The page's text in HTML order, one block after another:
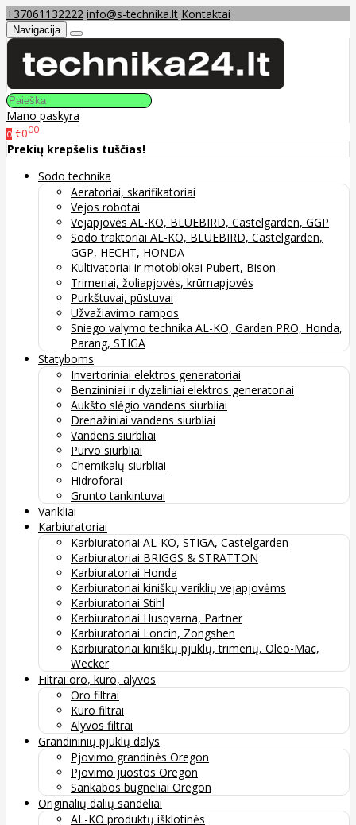
+37061132222 info@s-technika.lt Kontaktai
Navigacija
Mano paskyra
0 €000
Prekių krepšelis tuščias!
Sodo technika
Aeratoriai, skarifikatoriai
Vejos robotai
Vejapjovės AL-KO, BLUEBIRD, Castelgarden, GGP
Sodo traktoriai AL-KO, BLUEBIRD, Castelgarden,
GGP, HECHT, HONDA
Kultivatoriai ir motoblokai Pubert, Bison
Trimeriai, žoliapjovės, krūmapjovės
Purkštuvai, pūstuvai
Užvažiavimo rampos
Sniego valymo technika AL-KO, Garden PRO, Honda,
Parang, STIGA
Statyboms
Invertoriniai elektros generatoriai
Benzininiai ir dyzeliniai elektros generatoriai
Aukšto slėgio vandens siurbliai
Drenažiniai vandens siurbliai
Vandens siurbliai
Purvo siurbliai
Chemikalų siurbliai
Hidroforai
Grunto tankintuvai
Varikliai
Karbiuratoriai
Karbiuratoriai AL-KO, STIGA, Castelgarden
Karbiuratoriai BRIGGS & STRATTON
Karbiuratoriai Honda
Karbiuratoriai kiniškų variklių vejapjovėms
Karbiuratoriai Stihl
Karbiuratoriai Husqvarna, Partner
Karbiuratoriai Loncin, Zongshen
Karbiuratoriai kiniškų pjūklų, trimerių, Oleo-Mac,
Wecker
Filtrai oro, kuro, alyvos
Oro filtrai
Kuro filtrai
Alyvos filtrai
Grandininių pjūklų dalys
Pjovimo grandinės Oregon
Pjovimo juostos Oregon
Sankabos būgneliai Oregon
Originalių dalių sandėliai
AL-KO produktų išklotinės